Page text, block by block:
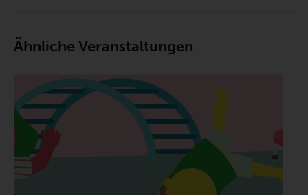
Ähnliche Veranstaltungen